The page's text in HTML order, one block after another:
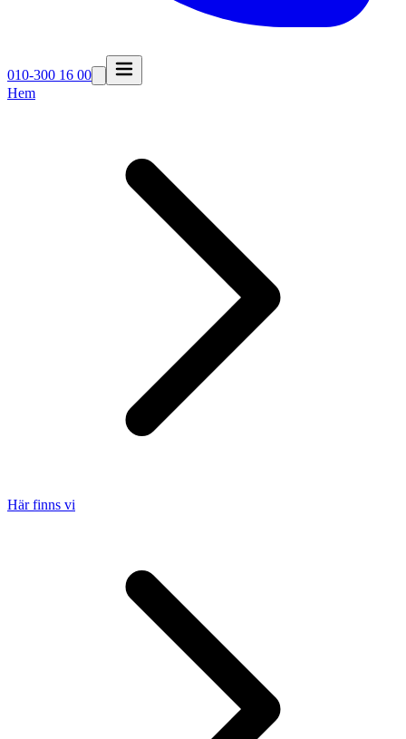
010-300 16 00
Hem
Här finns vi